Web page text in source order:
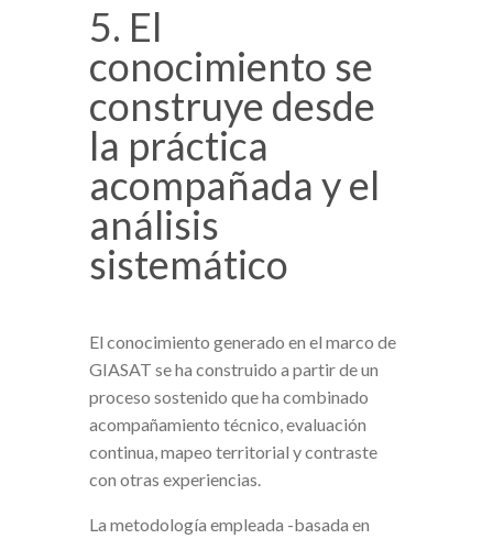
5. El
conocimiento se
construye desde
la práctica
acompañada y el
análisis
sistemático
El conocimiento generado en el marco de
GIASAT se ha construido a partir de un
proceso sostenido que ha combinado
acompañamiento técnico, evaluación
continua, mapeo territorial y contraste
con otras experiencias.
La metodología empleada -basada en